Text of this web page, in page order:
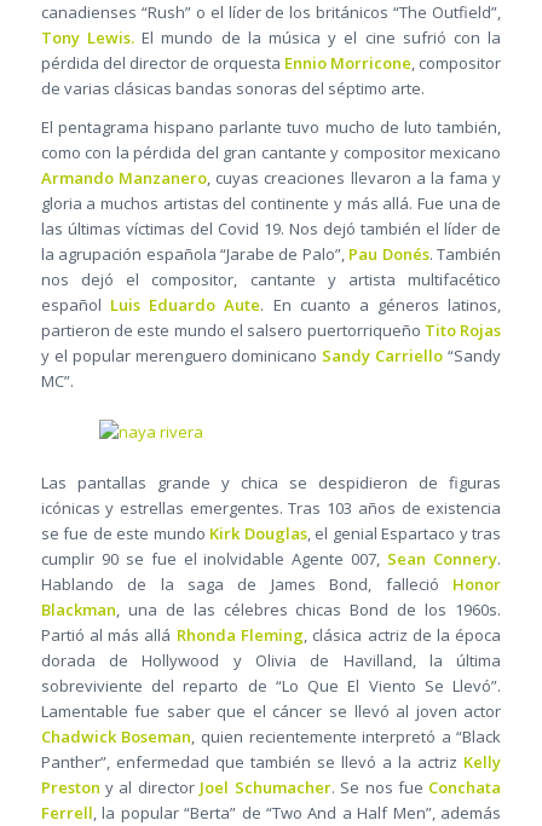
canadienses “Rush” o el líder de los británicos “The Outfield”,
Tony Lewis.El mundo de la música y el cine sufrió con la
pérdida del director de orquesta Ennio Morricone, compositor
de varias clásicas bandas sonoras del séptimo arte.
El pentagrama hispano parlante tuvo mucho de luto también,
como con la pérdida del gran cantante y compositor mexicano
Armando Manzanero, cuyas creaciones llevaron a la fama y
gloria a muchos artistas del continente y más allá. Fue una de
las últimas víctimas del Covid 19. Nos dejó también el líder de
la agrupación española “Jarabe de Palo”, Pau Donés. También
nos dejó el compositor, cantante y artista multifacético
español Luis Eduardo Aute. En cuanto a géneros latinos,
partieron de este mundo el salsero puertorriqueño Tito Rojas
y el popular merenguero dominicano Sandy Carriello “Sandy
MC”.
Las pantallas grande y chica se despidieron de figuras
icónicas y estrellas emergentes. Tras 103 años de existencia
se fue de este mundo Kirk Douglas, el genial Espartaco y tras
cumplir 90 se fue el inolvidable Agente 007, Sean Connery.
Hablando de la saga de James Bond, falleció Honor
Blackman, una de las célebres chicas Bond de los 1960s.
Partió al más allá Rhonda Fleming, clásica actriz de la época
dorada de Hollywood y Olivia de Havilland, la última
sobreviviente del reparto de “Lo Que El Viento Se Llevó”.
Lamentable fue saber que el cáncer se llevó al joven actor
Chadwick Boseman, quien recientemente interpretó a “Black
Panther”, enfermedad que también se llevó a la actriz Kelly
Preston y al director Joel Schumacher. Se nos fue Conchata
Ferrell, la popular “Berta” de “Two And a Half Men”, además